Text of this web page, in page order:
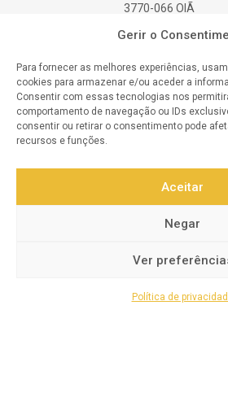
Gerir o
Para fornecer as melhores experiências,
cookies para armazenar e/ou aceder a
Consentir com essas tecnologias nos
comportamento de navegação ou IDs
consentir ou retirar o consentimento pode
recursos e funções.
Aceitar
Negar
Ver
Política de
3770-066 OIÃ
Satisfação do Cliente
Qualidade Garantida
Atendimento Personalizado
Transparência e